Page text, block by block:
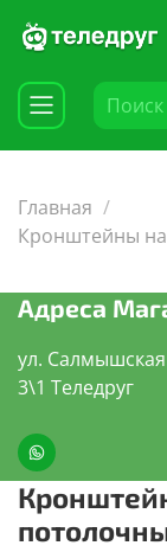
Главная
Кронштейны
Адреса
ул.
3\1 Теледруг